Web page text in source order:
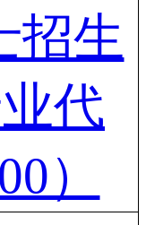
招生
代
）